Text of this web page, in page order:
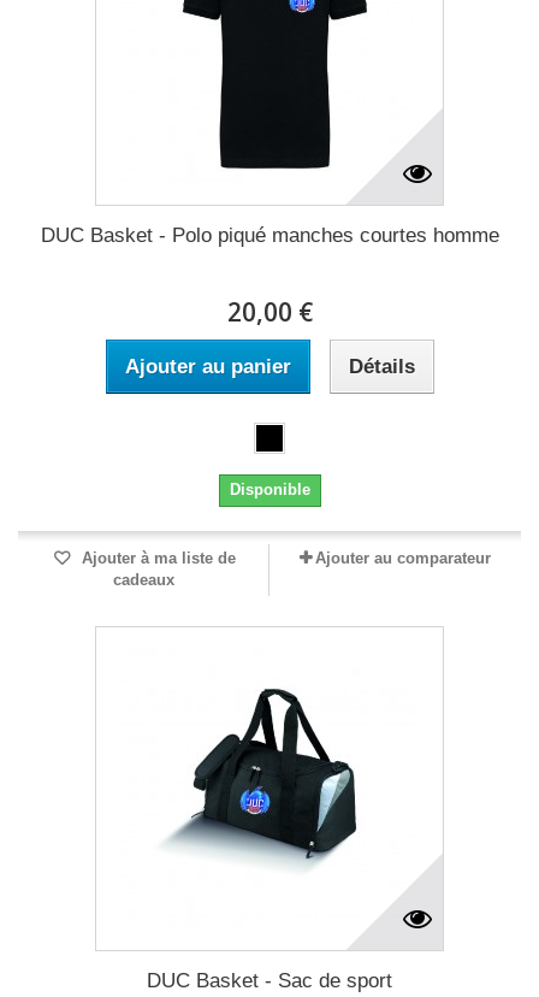
DUC Basket - Polo piqué manches courtes homme
20,00 €
Ajouter au panier Détails
Disponible
Ajouter à ma liste de
cadeaux
Ajouter au comparateur
DUC Basket - Sac de sport